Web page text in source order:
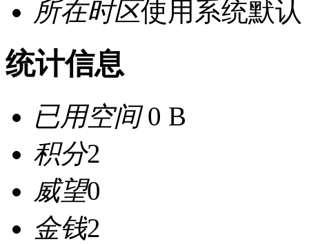
所在时区使用系统默认
统计信息
已用空间0 B
积分2
威望0
金钱2